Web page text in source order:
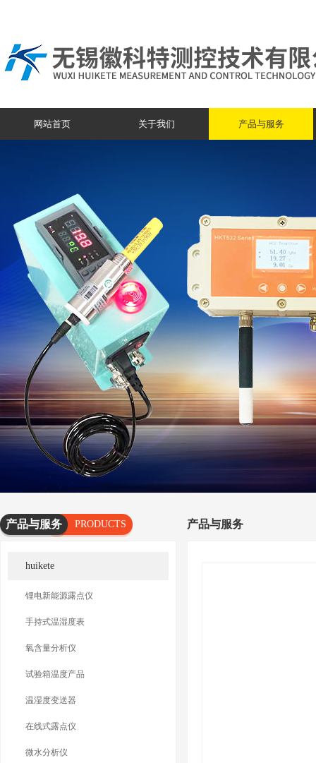
网站首页 关于我们 产品与服务
产品与服务
PRODUCTS
huikete
锂电新能源露点仪
手持式温湿度表
氧含量分析仪
试验箱温度产品
温湿度变送器
在线式露点仪
微水分析仪
产品与服务